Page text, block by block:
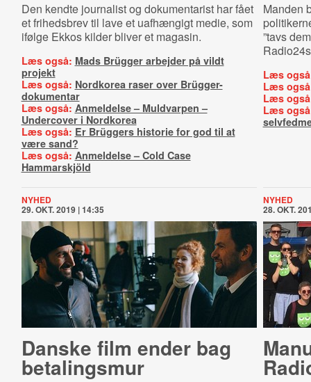
Den kendte journalist og dokumentarist har fået
et frihedsbrev til lave et uafhængigt medie, som
ifølge Ekkos kilder bliver et magasin.
Læs også: Mads Brügger arbejder på vildt
projekt
Læs også: Nordkorea raser over Brügger-
dokumentar
Læs også: Anmeldelse – Muldvarpen –
Undercover i Nordkorea
Læs også: Er Brüggers historie for god til at
være sand?
Læs også: Anmeldelse – Cold Case
Hammarskjöld
Manden
”tavs
Læs
Læs
Læs
Læs
NYHED
29. OKT. 2019 | 14:35
Danske film ender bag
betalingsmur
NYHED
28. OKT.